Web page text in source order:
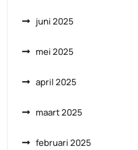
juni 2025
mei 2025
april 2025
maart 2025
februari 2025